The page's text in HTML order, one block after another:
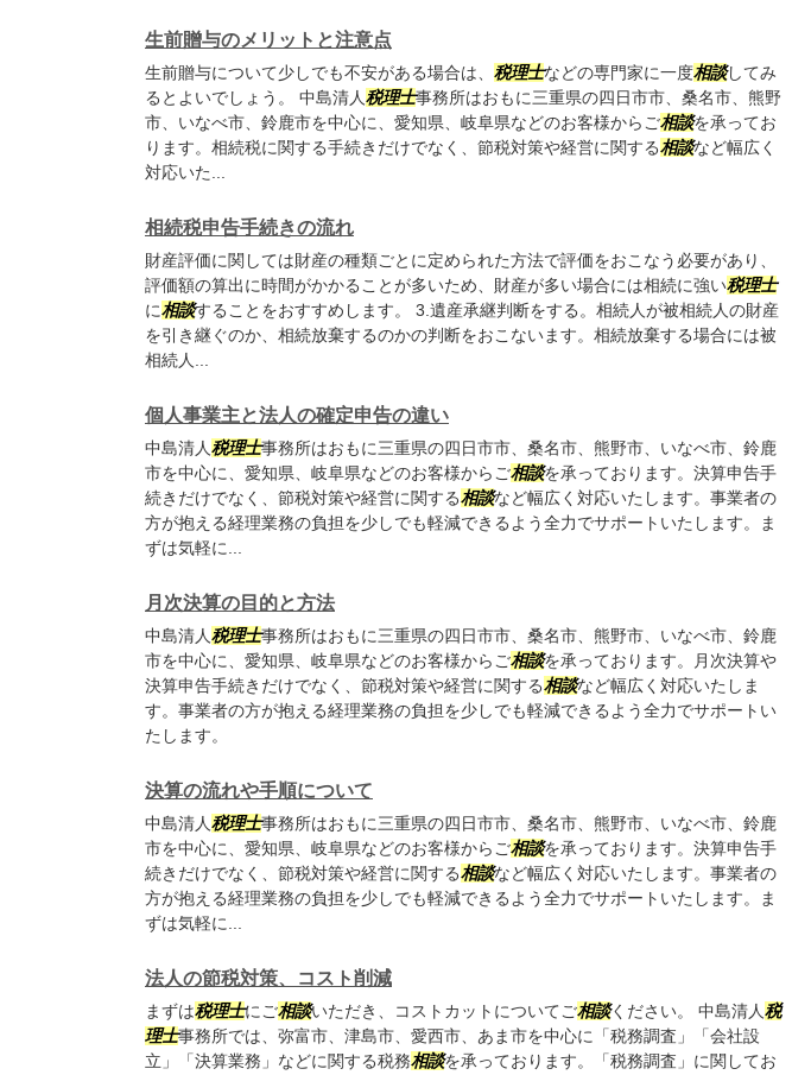
生前贈与のメリットと注意点
生前贈与について少しでも不安がある場合は、 税理士などの専門家に一度相談してみ
るとよいでしょう。 中島清人税理士事務所はおもに三重県の四日市市、桑名市、熊野
市、いなべ市、鈴鹿市を中心に、愛知県、岐阜県などのお客様からご相談を承ってお
ります。相続税に関する手続きだけでなく、節税対策や経営に関する相談など幅広く
対応いた...
相続税申告手続きの流れ
財産評価に関しては財産の種類ごとに定められた方法で評価をおこなう必要があり、
評価額の算出に時間がかかることが多いため、財産が多い場合には相続に強い税理士
に相談することをおすすめします。 3.遺産承継判断をする。相続人が被相続人の財産
を引き継ぐのか、相続放棄するのかの判断をおこないます。相続放棄する場合には被
相続人...
個人事業主と法人の確定申告の違い
中島清人税理士事務所はおもに三重県の四日市市、桑名市、熊野市、いなべ市、鈴鹿
市を中心に、愛知県、岐阜県などのお客様からご相談を承っております。決算申告手
続きだけでなく、節税対策や経営に関する相談など幅広く対応いたします。事業者の
方が抱える経理業務の負担を少しでも軽減できるよう全力でサポートいたします。ま
ずは気軽に...
月次決算の目的と方法
中島清人税理士事務所はおもに三重県の四日市市、桑名市、熊野市、いなべ市、鈴鹿
市を中心に、愛知県、岐阜県などのお客様からご相談を承っております。月次決算や
決算申告手続きだけでなく、節税対策や経営に関する相談など幅広く対応いたしま
す。事業者の方が抱える経理業務の負担を少しでも軽減できるよう全力でサポートい
たします。
決算の流れや手順について
中島清人税理士事務所はおもに三重県の四日市市、桑名市、熊野市、いなべ市、鈴鹿
市を中心に、愛知県、岐阜県などのお客様からご相談を承っております。決算申告手
続きだけでなく、節税対策や経営に関する相談など幅広く対応いたします。事業者の
方が抱える経理業務の負担を少しでも軽減できるよう全力でサポートいたします。ま
ずは気軽に...
法人の節税対策、コスト削減
まずは税理士にご相談いただき、コストカットについてご相談ください。 中島清人税
理士事務所では、弥富市、津島市、愛西市、あま市を中心に「税務調査」「会社設
立」「決算業務」などに関する税務相談を承っております。「税務調査」に関してお